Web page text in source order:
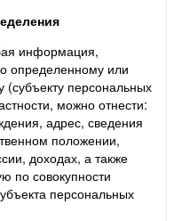
информация,
определенному или
персональных
можно отнести:
адрес, сведения
положении,
доходах, а также
по совокупности
персональных